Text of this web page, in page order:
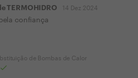
TERMOHIDRO 14 Dez 2024
confiança
de Bombas de Calor